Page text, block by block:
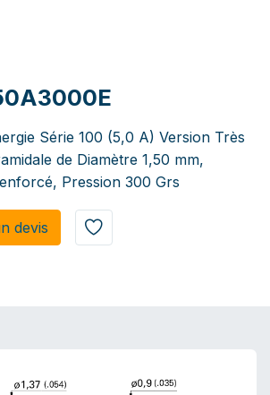
Série 100 (5,0 A) Version Très
de Diamètre 1,50 mm,
Pression 300 Grs
de​​vis​​